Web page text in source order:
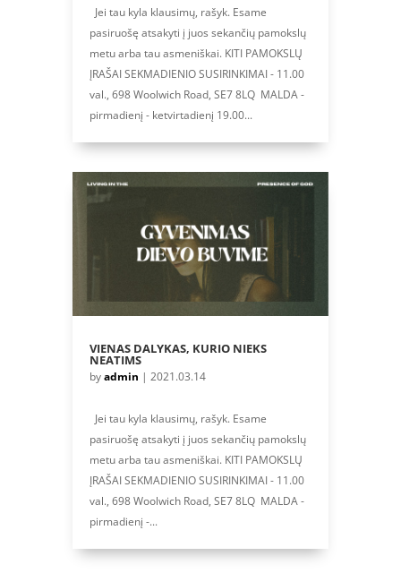
Jei tau kyla klausimų, rašyk. Esame
pasiruošę atsakyti į juos sekančių pamokslų
metu arba tau asmeniškai. KITI PAMOKSLŲ
ĮRAŠAI SEKMADIENIO SUSIRINKIMAI - 11.00
val., 698 Woolwich Road, SE7 8LQ MALDA -
pirmadienį - ketvirtadienį 19.00...
VIENAS DALYKAS, KURIO NIEKS
NEATIMS
byadmin | 2021.03.14
Jei tau kyla klausimų, rašyk. Esame
pasiruošę atsakyti į juos sekančių pamokslų
metu arba tau asmeniškai. KITI PAMOKSLŲ
ĮRAŠAI SEKMADIENIO SUSIRINKIMAI - 11.00
val., 698 Woolwich Road, SE7 8LQ MALDA -
pirmadienį -...